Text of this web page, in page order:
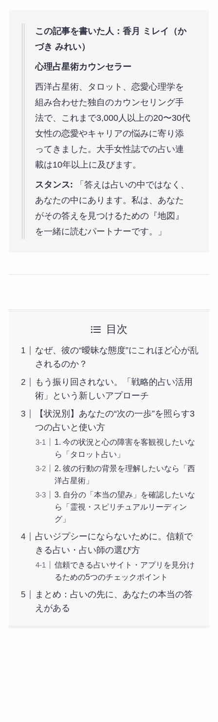
この記事を書いた人：香月 ミレイ（か
づき みれい）
心理占星術カウンセラー
西洋占星術、タロット、恋愛心理学を
組み合わせた独自のカウンセリング手
法で、これまで3,000人以上の20〜30代
女性の恋愛やキャリアの悩みに寄り添
ってきました。大手女性誌での占い連
載は10年以上に及びます。
スタンス: 「答えは占いの中ではなく、
あなたの中にあります。私は、あなた
がその答えを見つけるための『地図』
を一緒に読むパートナーです。」
目次
なぜ、彼の“曖昧な態度”にこれほど心が乱
されるのか？
もう振り回されない。「戦略的占い活用
術」という新しいアプローチ
【状況別】あなたの“次の一歩”を照らす3
つの占いと使い方
1. 今の状況と心の障害を客観視したいな
ら「タロット占い」
2. 彼の行動の背景を理解したいなら「西
洋占星術」
3. 自分の「本当の望み」を確認したいな
ら「霊視・スピリチュアルリーディン
グ」
占いジプシーにならないために。信頼で
きる占い・占い師の選び方
信頼できる占いサイト・アプリを見分け
るための5つのチェックポイント
まとめ：占いの先に、あなたの本当の答
えがある